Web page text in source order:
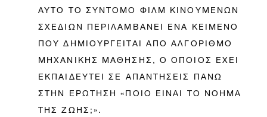
ΑΥΤΟ ΤΟ ΣΥΝΤΟΜΟ ΦΙΛΜ ΚΙΝΟΥΜΕΝΩΝ
ΣΧΕΔΙΩΝ ΠΕΡΙΛΑΜΒΑΝΕΙ ΕΝΑ ΚΕΙΜΕΝΟ
ΠΟΥ ΔΗΜΙΟΥΡΓΕΙΤΑΙ ΑΠΟ ΑΛΓΟΡΙΘΜΟ
ΜΗΧΑΝΙΚΗΣ ΜΑΘΗΣΗΣ, Ο ΟΠΟΙΟΣ ΕΧΕΙ
ΕΚΠΑΙΔΕΥΤΕΙ ΣΕ ΑΠΑΝΤΗΣΕΙΣ ΠΑΝΩ
ΣΤΗΝ ΕΡΩΤΗΣΗ «ΠΟΙΟ ΕΙΝΑΙ ΤΟ ΝΟΗΜΑ
ΤΗΣ ΖΩΗΣ;».